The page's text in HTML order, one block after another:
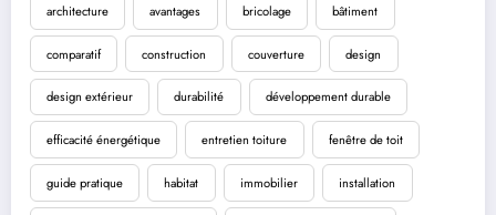
architecture avantages bricolage bâtiment
comparatif construction couverture design
design extérieur durabilité développement durable
efficacité énergétique entretien toiture fenêtre de toit
guide pratique habitat immobilier installation